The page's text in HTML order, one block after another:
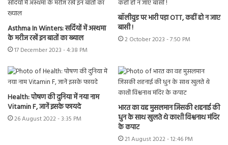
Asthma In Winters: सर्दियों में अस्थमा
के मरीज रखें इन बातों का ख्याल
17 December 2023 - 4:38 PM
बॉलीवुड पर भारी पड़ा OTT, कहीं हो न जाए
बासी !
2 October 2023 - 7:50 PM
Health: पोषण की दुनिया में नया नाम
Vitamin F, जानें इसके फायदे
26 August 2022 - 3:35 PM
भारत का वह मुसलमान जिसकी शहनाई की
धुन के साथ खुलते थे काशी विश्वनाथ मंदिर
के कपाट
21 August 2022 - 12:46 PM